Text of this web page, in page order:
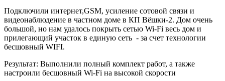
Подключили интернет,GSM, усиление сотовой связи и
видеонаблюдение в частном доме в КП Вёшки-2. Дом очень
большой, но нам удалось покрыть сетью Wi-Fi весь дом и
прилегающий участок в единую сеть - за счет технологии
бесшовный WIFI.
Результат: Выполнили полный комплект работ, а также
настроили бесшовный Wi-Fi на высокой скорости